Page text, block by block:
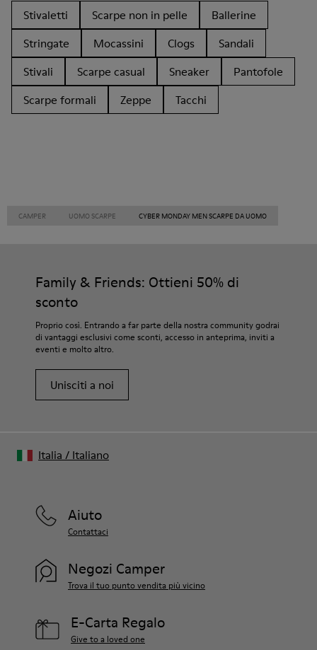
Stivaletti Scarpe non in pelle
Ballerine
Stringate
Mocassini Clogs
Sandali
Stivali
Scarpe casual Sneaker
Pantofole
Scarpe formali
Zeppe Tacchi
CAMPER UOMO SCARPE CYBER MONDAY MEN SCARPE DA UOMO
Family & Friends: Ottieni 50% di
sconto
Proprio così. Entrando a far parte della nostra community godrai
di vantaggi esclusivi come sconti, accesso in anteprima, inviti a
eventi e molto altro.
Unisciti a noi
Aiuto
Contattaci
Negozi Camper
Trova il tuo punto vendita più vicino
E-Carta Regalo
Give to a loved one
Italia / Italiano